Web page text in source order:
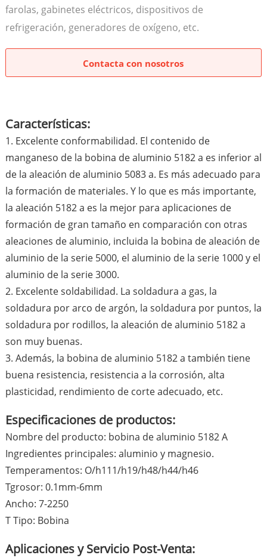
farolas, gabinetes eléctricos, dispositivos de
refrigeración, generadores de oxígeno, etc.
Contacta con nosotros
Características:
1. Excelente conformabilidad. El contenido de
manganeso de la bobina de aluminio 5182 a es inferior al
de la aleación de aluminio 5083 a. Es más adecuado para
la formación de materiales. Y lo que es más importante,
la aleación 5182 a es la mejor para aplicaciones de
formación de gran tamaño en comparación con otras
aleaciones de aluminio, incluida la bobina de aleación de
aluminio de la serie 5000, el aluminio de la serie 1000 y el
aluminio de la serie 3000.
2. Excelente soldabilidad. La soldadura a gas, la
soldadura por arco de argón, la soldadura por puntos, la
soldadura por rodillos, la aleación de aluminio 5182 a
son muy buenas.
3. Además, la bobina de aluminio 5182 a también tiene
buena resistencia, resistencia a la corrosión, alta
plasticidad, rendimiento de corte adecuado, etc.
Especificaciones de productos:
Nombre del producto: bobina de aluminio 5182 A
Ingredientes principales: aluminio y magnesio.
Temperamentos: O/h111/h19/h48/h44/h46
Tgrosor: 0.1mm-6mm
Ancho: 7-2250
T Tipo: Bobina
Aplicaciones y Servicio Post-Venta: